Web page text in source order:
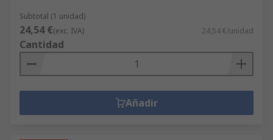
Subtotal (1 unidad)
24,54 €(exc. IVA) 24,54 €/unidad
Cantidad
Añadir